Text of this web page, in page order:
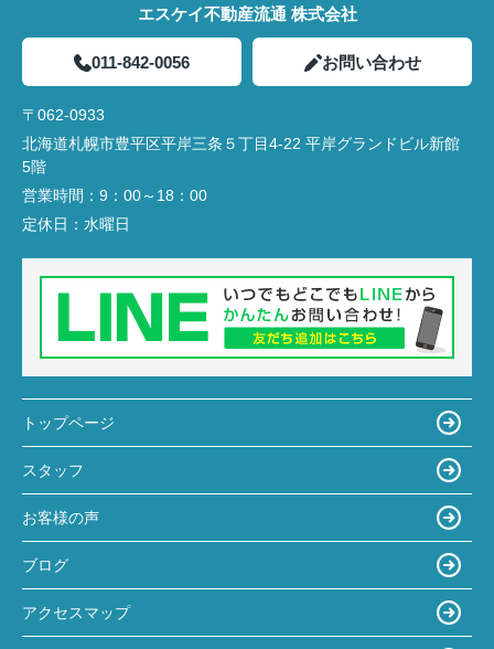
エスケイ不動産流通 株式会社
011-842-0056 お問い合わせ
〒062-0933
北海道札幌市豊平区平岸三条５丁目4-22 平岸グランドビル新館
5階
営業時間： 9：00～18：00
定休日： 水曜日
トップページ
スタッフ
お客様の声
ブログ
アクセスマップ